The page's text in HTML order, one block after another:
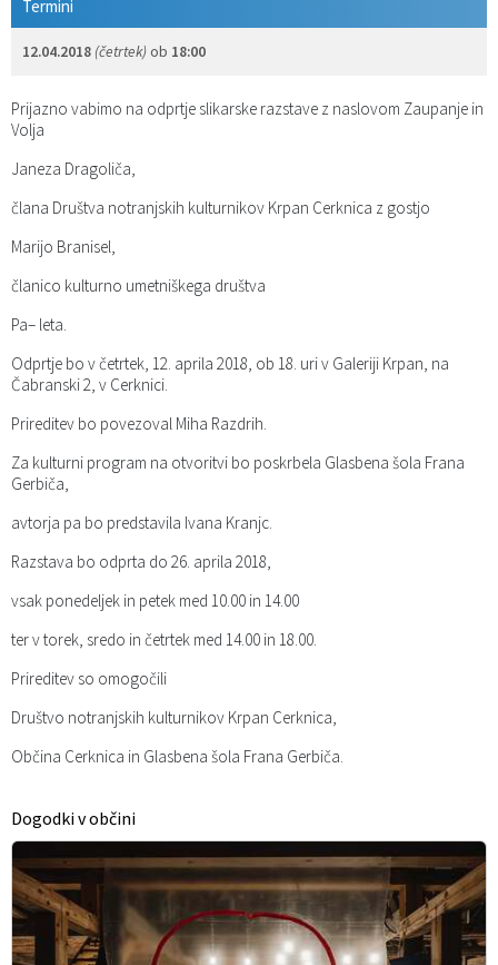
Termini
12.04.2018 (četrtek) ob 18:00
Prijazno vabimo na odprtje slikarske razstave z naslovom Zaupanje in
Volja
Janeza Dragoliča,
člana Društva notranjskih kulturnikov Krpan Cerknica z gostjo
Marijo Branisel,
članico kulturno umetniškega društva
Pa– leta.
Odprtje bo v četrtek, 12. aprila 2018, ob 18. uri v Galeriji Krpan, na
Čabranski 2, v Cerknici.
Prireditev bo povezoval Miha Razdrih.
Za kulturni program na otvoritvi bo poskrbela Glasbena šola Frana
Gerbiča,
avtorja pa bo predstavila Ivana Kranjc.
Razstava bo odprta do 26. aprila 2018,
vsak ponedeljek in petek med 10.00 in 14.00
ter v torek, sredo in četrtek med 14.00 in 18.00.
Prireditev so omogočili
Društvo notranjskih kulturnikov Krpan Cerknica,
Občina Cerknica in Glasbena šola Frana Gerbiča.
Dogodki v občini